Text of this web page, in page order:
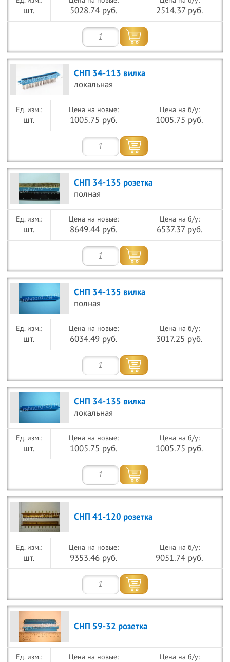
шт. 5028.74 руб. 2514.37 руб.
СНП 34-113 вилка
локальная
шт.
Цена на новые:
1005.75 руб.
Цена на б/у:
1005.75 руб.
СНП 34-135 розетка
полная
шт.
Цена на новые:
8649.44 руб.
Цена на б/у:
6537.37 руб.
СНП 34-135 вилка
полная
шт.
Цена на новые:
6034.49 руб.
Цена на б/у:
3017.25 руб.
СНП 34-135 вилка
локальная
шт.
Цена на новые:
1005.75 руб.
Цена на б/у:
1005.75 руб.
СНП 41-120 розетка
шт.
Цена на новые:
9353.46 руб.
Цена на б/у:
9051.74 руб.
СНП 59-32 розетка
Цена на новые: Цена на б/у: